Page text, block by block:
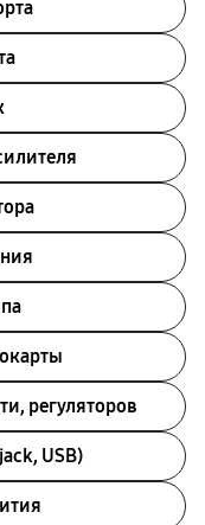
регуляторов
USB)